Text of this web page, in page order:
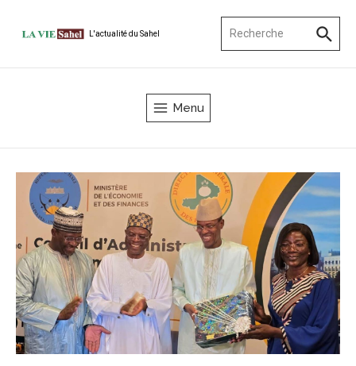
L'actualité du Sahel
Menu